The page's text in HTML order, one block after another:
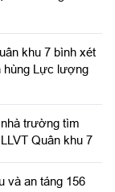
khu 7 bình xét
hùng Lực lượng
trường tìm
Quân khu 7
và an táng 156